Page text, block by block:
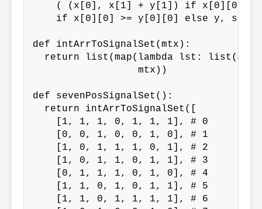
( (x[0], x[1] + y[1]) if x[0][0]
if x[0][0] >= y[0][0] else y,
def intArrToSignalSet(mtx):
return list(map(lambda lst:
                  mtx))
def sevenPosSignalSet():
  return intArrToSignalSet([
    [1, 1, 1, 0, 1, 1, 1], # 0
    [0, 0, 1, 0, 0, 1, 0], # 1
    [1, 0, 1, 1, 1, 0, 1], # 2
    [1, 0, 1, 1, 0, 1, 1], # 3
    [0, 1, 1, 1, 0, 1, 0], # 4
    [1, 1, 0, 1, 0, 1, 1], # 5
    [1, 1, 0, 1, 1, 1, 1], # 6